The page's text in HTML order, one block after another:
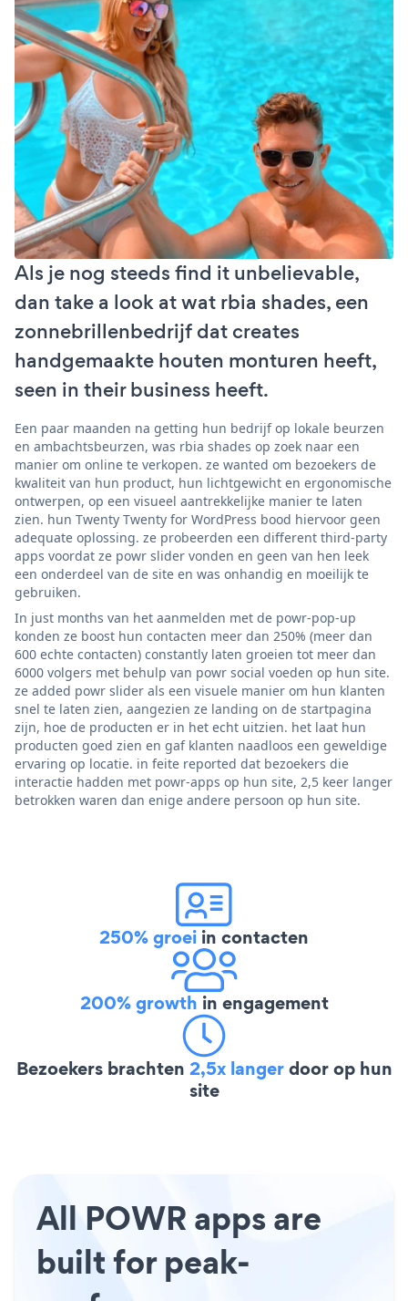
Als je nog steeds find it unbelievable,
dan take a look at wat rbia shades, een
zonnebrillenbedrijf dat creates
handgemaakte houten monturen heeft,
seen in their business heeft.
Een paar maanden na getting hun bedrijf op lokale beurzen
en ambachtsbeurzen, was rbia shades op zoek naar een
manier om online te verkopen. ze wanted om bezoekers de
kwaliteit van hun product, hun lichtgewicht en ergonomische
ontwerpen, op een visueel aantrekkelijke manier te laten
zien. hun Twenty Twenty for WordPress bood hiervoor geen
adequate oplossing. ze probeerden een different third-party
apps voordat ze powr slider vonden en geen van hen leek
een onderdeel van de site en was onhandig en moeilijk te
gebruiken.
In just months van het aanmelden met de powr-pop-up
konden ze boost hun contacten meer dan 250% (meer dan
600 echte contacten) constantly laten groeien tot meer dan
6000 volgers met behulp van powr social voeden op hun site.
ze added powr slider als een visuele manier om hun klanten
snel te laten zien, aangezien ze landing on de startpagina
zijn, hoe de producten er in het echt uitzien. het laat hun
producten goed zien en gaf klanten naadloos een geweldige
ervaring op locatie. in feite reported dat bezoekers die
interactie hadden met powr-apps op hun site, 2,5 keer langer
betrokken waren dan enige andere persoon op hun site.
250% groei in contacten
200% growth in engagement
Bezoekers brachten 2,5x langerdoor op hun
site
All POWR apps are
built for peak-